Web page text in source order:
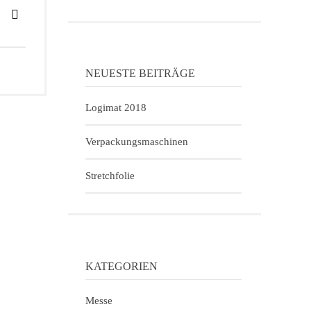
NEUESTE BEITRÄGE
Logimat 2018
Verpackungsmaschinen
Stretchfolie
KATEGORIEN
Messe